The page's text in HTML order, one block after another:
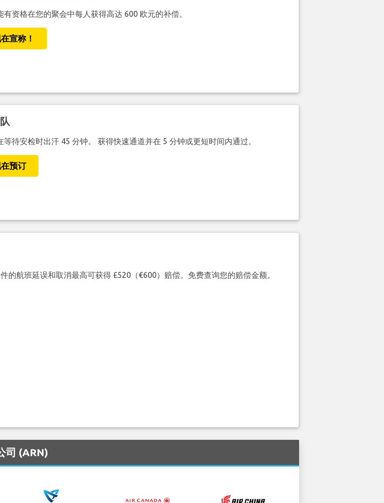
有资格在您的聚会中每人获得高达 600 欧元的补偿。
宣称！
等待安检时出汗 45 分钟。 获得快速通道并在 5 分钟或更短时间内通过。
预订
的航班延误和取消最高可获得 £520（€600）赔偿。免费查询您的赔偿金额。
司 (ARN)